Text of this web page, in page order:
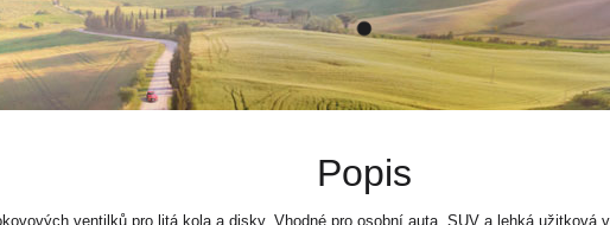
Popis
ventilků pro litá kola a disky. Vhodné pro osobní auta, SUV a lehká užitková